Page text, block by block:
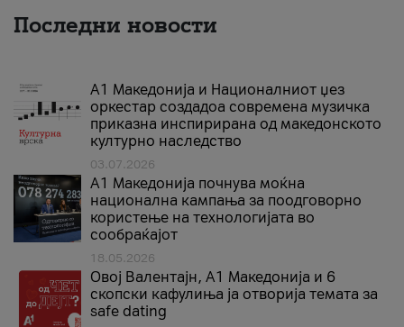
Последни новости
А1 Македонија и Националниот џез
оркестар создадоа современа музичка
приказна инспирирана од македонското
културно наследство
03.07.2026
A1 Македонија почнува моќна
национална кампања за поодговорно
користење на технологијата во
сообраќајот
18.05.2026
Овој Валентајн, A1 Македонија и 6
скопски кафулиња ја отворија темата за
safe dating